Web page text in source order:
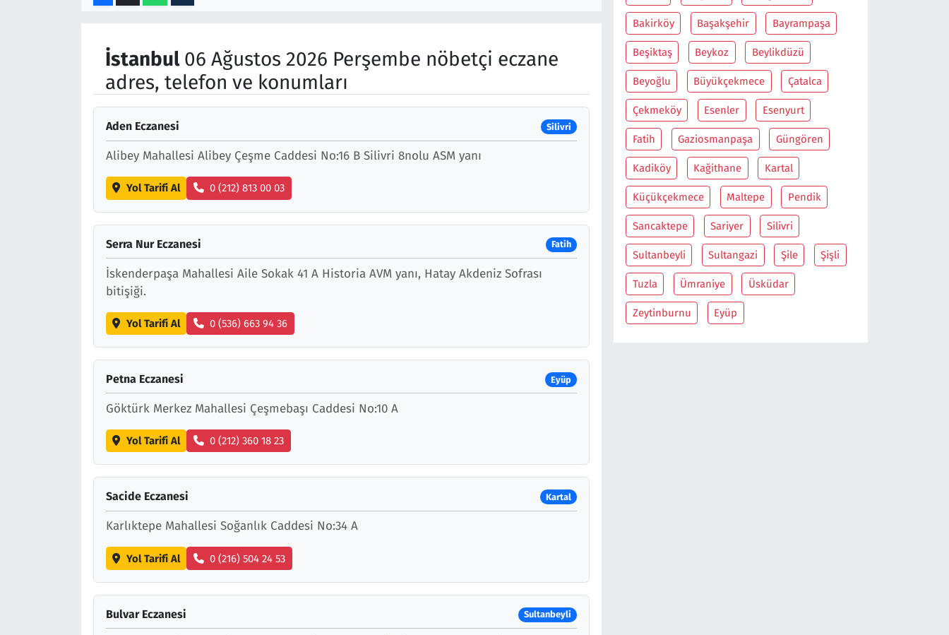
İstanbul06 Ağustos 2026 Perşembe nöbetçi eczane
adres, telefon ve konumları
Aden Eczanesi Silivri
Alibey Mahallesi Alibey Çeşme Caddesi No:16 B Silivri 8nolu ASM yanı
Yol Tarifi Al 0 (212) 813 00 03
Serra Nur Eczanesi Fatih
İskenderpaşa Mahallesi Aile Sokak 41 A Historia AVM yanı, Hatay Akdeniz Sofrası
bitişiği.
Yol Tarifi Al 0 (536) 663 94 36
Petna Eczanesi Eyüp
Göktürk Merkez Mahallesi Çeşmebaşı Caddesi No:10 A
Yol Tarifi Al 0 (212) 360 18 23
Sacide Eczanesi Kartal
Karlıktepe Mahallesi Soğanlık Caddesi No:34 A
Yol Tarifi Al 0 (216) 504 24 53
Bulvar Eczanesi Sultanbeyli
Bakirköy Başakşehir Bayrampaşa
Beşiktaş Beykoz Beylikdüzü
Beyoğlu Büyükçekmece Çatalca
Çekmeköy Esenler Esenyurt
Fatih Gaziosmanpaşa Güngören
Kadiköy Kağithane Kartal
Küçükçekmece Maltepe Pendik
Sancaktepe Sariyer Silivri
Sultanbeyli Sultangazi Şile Şişli
Tuzla Ümraniye Üsküdar
Zeytinburnu Eyüp
Rüya Tabirleri
Savunma Sanayi
Teknoloji ve Bilim